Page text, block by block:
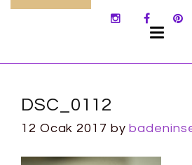
DSC_0112
12 Ocak 2017 by